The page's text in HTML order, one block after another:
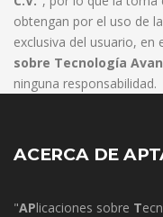
obtengan por el uso de
exclusiva del usuario, en
sobre Tecnología
ninguna responsabilidad.
ACERCA DE
"APlicaciones sobre T